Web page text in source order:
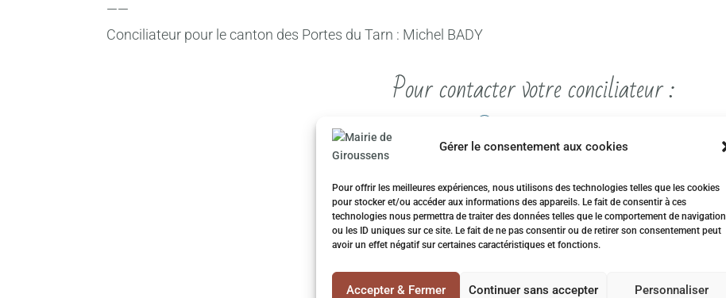
Gérer le consentement aux cookies
Pour offrir les meilleures expériences, nous utilisons des technologies telles que les cookies
pour stocker et/ou accéder aux informations des appareils. Le fait de consentir à ces
technologies nous permettra de traiter des données telles que le comportement de navigation
ou les ID uniques sur ce site. Le fait de ne pas consentir ou de retirer son consentement peut
avoir un effet négatif sur certaines caractéristiques et fonctions.
Accepter & Fermer Continuer sans accepter Personnaliser
——
Conciliateur pour le canton des Portes du Tarn : Michel BADY
Pour contacter votre conciliateur :